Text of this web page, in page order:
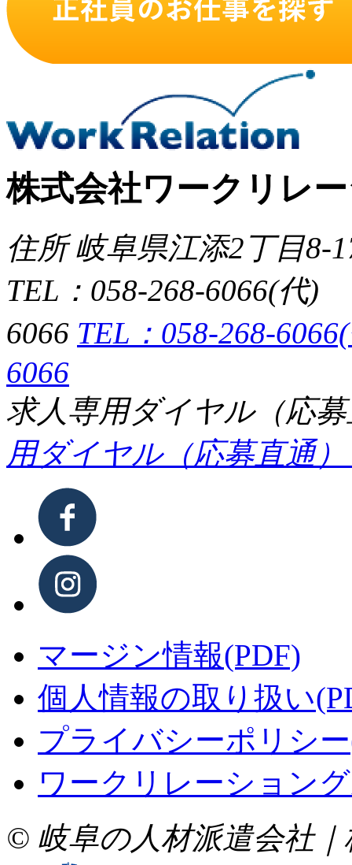
株式会社ワークリレ
住所 岐⾩県江添2丁⽬8-
TEL：058-268-6066(代)
6066 TEL：058-268-
6066
求⼈専⽤ダイヤル（応
⽤ダイヤル（応募直通）
マージン情報(PDF)
個⼈情報の取り扱い
プライバシーポリシ
ワークリレーション
© 岐⾩の⼈材派遣会社